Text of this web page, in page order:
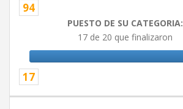
94
PUESTO DE SU CATEGORIA:
17 de 20 que finalizaron
17